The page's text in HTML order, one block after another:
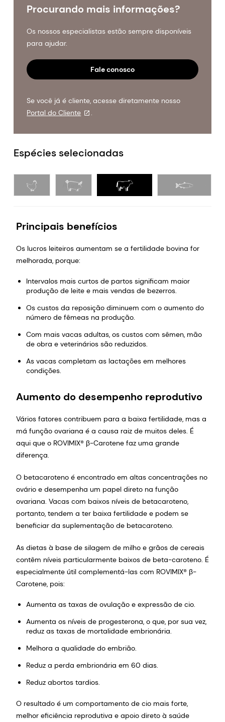
Procurando mais informações?
Os nossos especialistas estão sempre disponíveis
para ajudar.
Fale conosco
Se você já é cliente, acesse diretamente nosso
Portal do Cliente
.
Espécies selecionadas
Aves Suínos Ruminantes
Principais benefícios
Os lucros leiteiros aumentam se a fertilidade bovina for
melhorada, porque:
Intervalos mais curtos de partos significam maior
produção de leite e mais vendas de bezerros.
Os custos da reposição diminuem com o aumento do
número de fêmeas na produção.
Com mais vacas adultas, os custos com sêmen, mão
de obra e veterinários são reduzidos.
As vacas completam as lactações em melhores
condições.
Aumento do desempenho reprodutivo
Vários fatores contribuem para a baixa fertilidade, mas a
má função ovariana é a causa raiz de muitos deles. É
aqui que o ROVIMIX® β-Carotene faz uma grande
diferença.
O betacaroteno é encontrado em altas concentrações no
ovário e desempenha um papel direto na função
ovariana. Vacas com baixos níveis de betacaroteno,
portanto, tendem a ter baixa fertilidade e podem se
beneficiar da suplementação de betacaroteno.
As dietas à base de silagem de milho e grãos de cereais
contêm níveis particularmente baixos de beta-caroteno. É
especialmente útil complementá-las com ROVIMIX® β-
Carotene, pois:
Aumenta as taxas de ovulação e expressão de cio.
Aumenta os níveis de progesterona, o que, por sua vez,
reduz as taxas de mortalidade embrionária.
Melhora a qualidade do embrião.
Reduz a perda embrionária em 60 dias.
Reduz abortos tardios.
O resultado é um comportamento de cio mais forte,
melhor eficiência reprodutiva e apoio direto à saúde